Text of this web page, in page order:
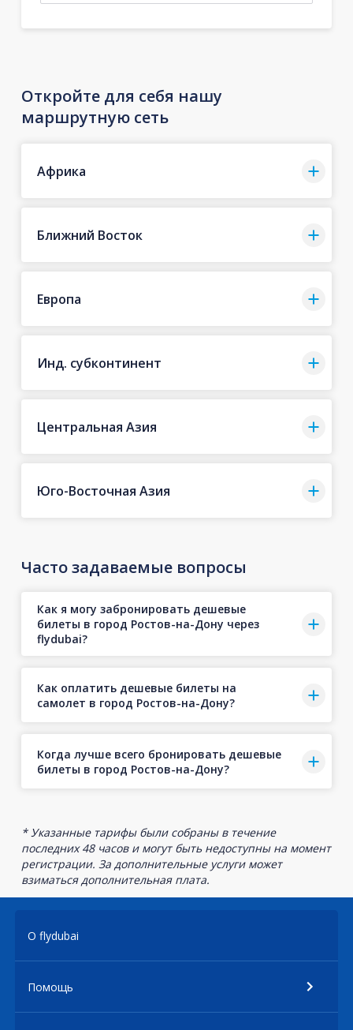
Откройте для себя нашу
маршрутную сеть
Африка
Ближний Восток
Европа
Инд. субконтинент
Центральная Азия
Юго-Восточная Азия
Часто задаваемые вопросы
Как я могу забронировать дешевые
билеты в город Ростов-на-Дону через
flydubai?
Как оплатить дешевые билеты на
самолет в город Ростов-на-Дону?
Когда лучше всего бронировать дешевые
билеты в город Ростов-на-Дону?
* Указанные тарифы были собраны в течение
последних 48 часов и могут быть недоступны на момент
регистрации. За дополнительные услуги может
взиматься дополнительная плата.
О flydubai
Помощь